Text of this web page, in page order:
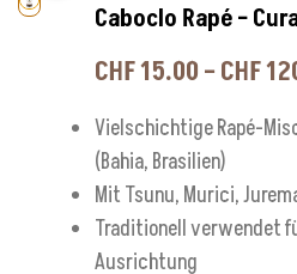
Caboclo Rapé –
CHF15.00–CHF
Vielschichtige Rapé-
(Bahia, Brasilien)
Mit Tsunu, Murici,
Traditionell verwendet
Ausrichtung